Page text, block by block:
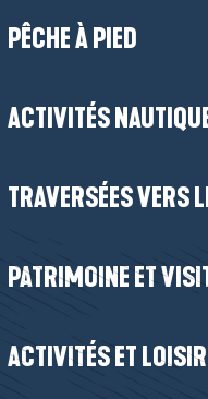
PÊCHE À PIED
ACTIVITÉS
TRAVERSÉES VERS
PATRIMOINE ET
ACTIVITÉS ET
Kerbiniou, 44350